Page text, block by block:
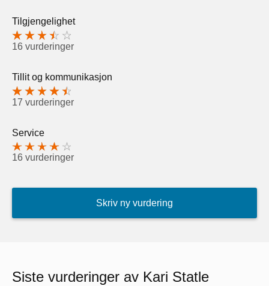
Tilgjengelighet
16 vurderinger
Tillit og kommunikasjon
17 vurderinger
Service
16 vurderinger
Skriv ny vurdering
Siste vurderinger av Kari Statle